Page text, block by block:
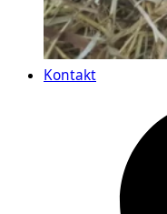
Kontakt